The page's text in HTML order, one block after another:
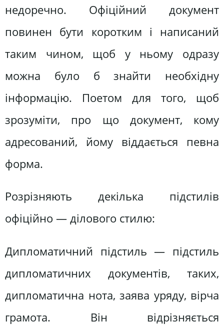
недоречно. Офіційний документ
повинен бути коротким і написаний
таким чином, щоб у ньому одразу
можна було б знайти необхідну
інформацію. Поетом для того, щоб
зрозуміти, про що документ, кому
адресований, йому віддається певна
форма.
Розрізняють декілька підстилів
офіційно — ділового стилю:
Дипломатичний підстиль — підстиль
дипломатичних документів, таких,
дипломатична нота, заява уряду, вірча
грамота. Він відрізняється